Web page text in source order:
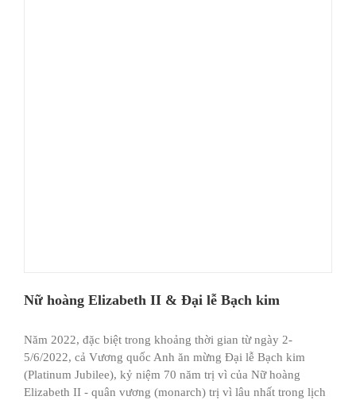
Nữ hoàng Elizabeth II & Đại lễ Bạch kim
Năm 2022, đặc biệt trong khoảng thời gian từ ngày 2-
5/6/2022, cả Vương quốc Anh ăn mừng Đại lễ Bạch kim
(Platinum Jubilee), kỷ niệm 70 năm trị vì của Nữ hoàng
Elizabeth II - quân vương (monarch) trị vì lâu nhất trong lịch